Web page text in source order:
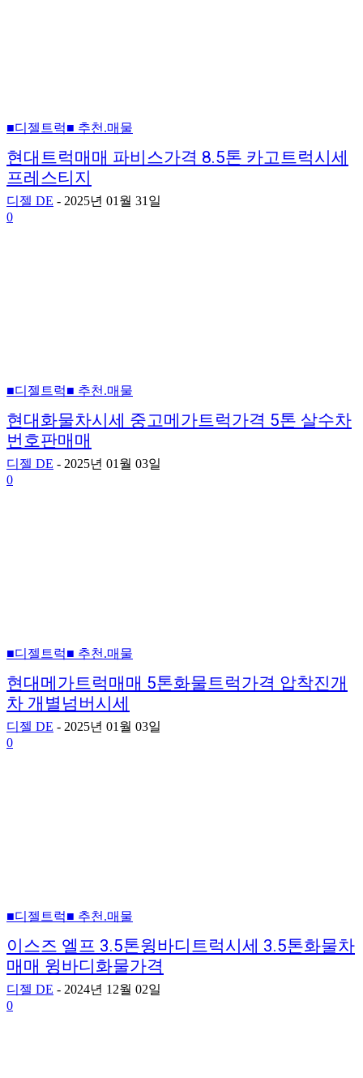
■디젤트럭■ 추천.매물
현대트럭매매 파비스가격 8.5톤 카고트럭시세
프레스티지
디젤 DE - 2025년 01월 31일
0
■디젤트럭■ 추천.매물
현대화물차시세 중고메가트럭가격 5톤 살수차
번호판매매
디젤 DE - 2025년 01월 03일
0
■디젤트럭■ 추천.매물
현대메가트럭매매 5톤화물트럭가격 압착진개
차 개별넘버시세
디젤 DE - 2025년 01월 03일
0
■디젤트럭■ 추천.매물
이스즈 엘프 3.5톤윙바디트럭시세 3.5톤화물차
매매 윙바디화물가격
디젤 DE - 2024년 12월 02일
0